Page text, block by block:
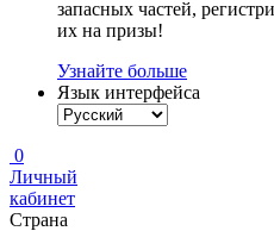
запасных частей,
их на призы!
Узнайте больше
Язык интерфейса
0
Личный
кабинет
Страна